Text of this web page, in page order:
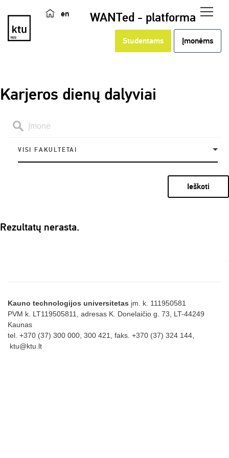
en WANTed - platforma
Studentams Įmonėms
Karjeros dienų dalyviai
VISI FAKULTETAI
Ieškoti
Rezultatų nerasta.
Kauno technologijos universitetas įm. k. 111950581
PVM k. LT119505811, adresas K. Donelaičio g. 73, LT-44249
Kaunas
tel. +370 (37) 300 000, 300 421, faks. +370 (37) 324 144,
ktu@ktu.lt